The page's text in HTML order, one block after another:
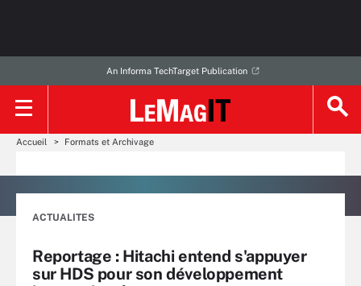
An Informa TechTarget Publication
Accueil Formats et Archivage
ACTUALITES
Reportage : Hitachi entend s'appuyer
sur HDS pour son développement